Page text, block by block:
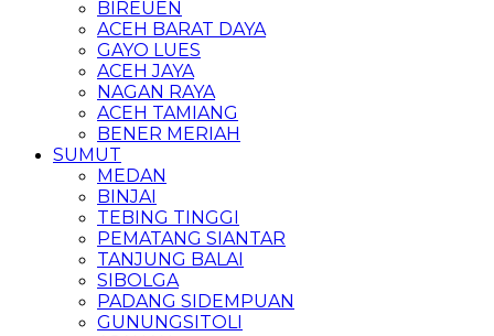
BIREUEN
ACEH BARAT DAYA
GAYO LUES
ACEH JAYA
NAGAN RAYA
ACEH TAMIANG
BENER MERIAH
SUMUT
MEDAN
BINJAI
TEBING TINGGI
PEMATANG SIANTAR
TANJUNG BALAI
SIBOLGA
PADANG SIDEMPUAN
GUNUNGSITOLI